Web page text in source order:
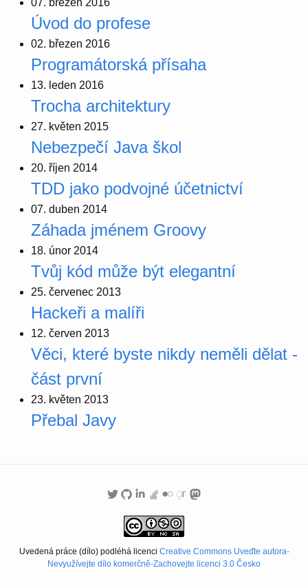
07. březen 2016
Úvod do profese
02. březen 2016
Programátorská přísaha
13. leden 2016
Trocha architektury
27. květen 2015
Nebezpečí Java škol
20. říjen 2014
TDD jako podvojné účetnictví
07. duben 2014
Záhada jménem Groovy
18. únor 2014
Tvůj kód může být elegantní
25. červenec 2013
Hackeři a malíři
12. červen 2013
Věci, které byste nikdy neměli dělat -
část první
23. květen 2013
Přebal Javy
Uvedená práce (dílo) podléhá licenci Creative Commons Uveďte autora-
Nevyužívejte dílo komerčně-Zachovejte licenci 3.0 Česko